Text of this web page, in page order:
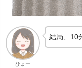
ひょー
結局、10